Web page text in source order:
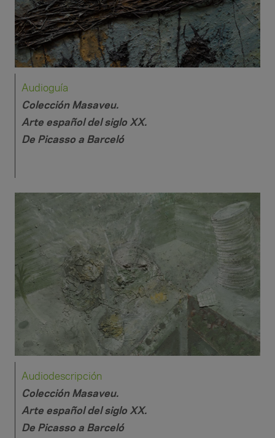
Audioguía
Colección Masaveu.
Arte español del siglo XX.
De Picasso a Barceló
Audiodescripción
Colección Masaveu.
Arte español del siglo XX.
De Picasso a Barceló